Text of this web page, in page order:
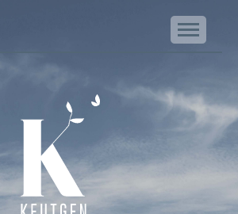
Keutgen | Bestattungen - Funérailles